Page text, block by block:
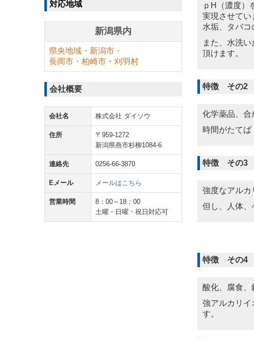
対応地域
新潟県内
県央地域・新潟市・
長岡市・柏崎市・刈羽村
会社概要
会社名 株式会社 ダイソウ
住所
〒959-1272
新潟県燕市杉柳1084-6
連絡先 0256-66-3870
Eメール メールはこちら
営業時間
8：00～18：00
土曜・日曜・祝日対応可
ｐH（濃度）
実現させてい
水垢、タバコ
また、水洗
頂けます。
特徴 その2
化学薬品、合
時間がたてば
特徴 その3
強度なアルカ
但し、人体、
特徴 その4
酸化、腐食、
強アルカリイ
す。